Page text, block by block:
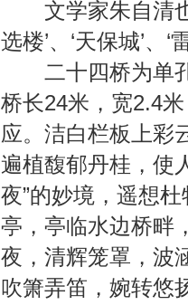
文学家朱自清也
选楼’、‘天保城’、‘
二十四桥为单孔
桥长24米，宽2.4
应。洁白栏板上彩
遍植馥郁丹桂，使
夜”的妙境，遥想
亭，亭临水边桥畔
夜，清辉笼罩，波
吹箫弄笛，婉转悠